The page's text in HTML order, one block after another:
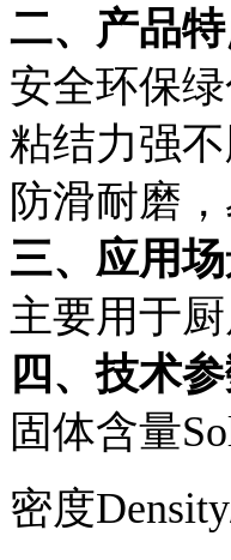
二、产品
安全环保
粘结力强
防滑耐磨
三、应用
主要用于
四、技术
固体含量
密度